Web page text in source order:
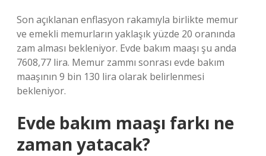
Son açıklanan enflasyon rakamıyla birlikte memur
ve emekli memurların yaklaşık yüzde 20 oranında
zam alması bekleniyor. Evde bakım maaşı şu anda
7608,77 lira. Memur zammı sonrası evde bakım
maaşının 9 bin 130 lira olarak belirlenmesi
bekleniyor.
Evde bakım maaşı farkı ne
zaman yatacak?